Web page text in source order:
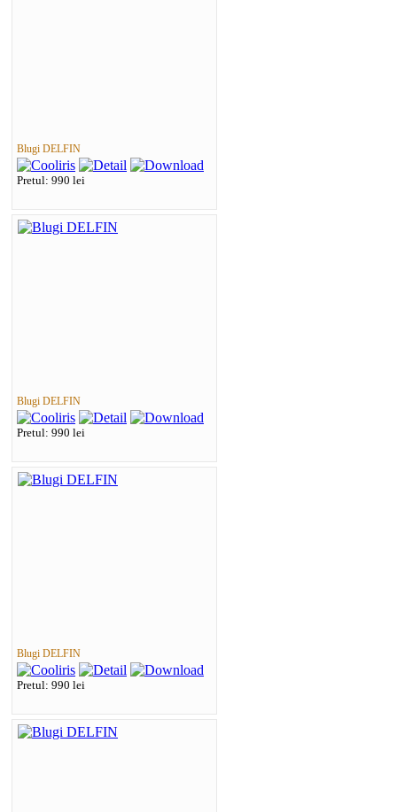
Blugi DELFIN
Pretul: 990 lei
Blugi DELFIN
Pretul: 990 lei
Blugi DELFIN
Pretul: 990 lei